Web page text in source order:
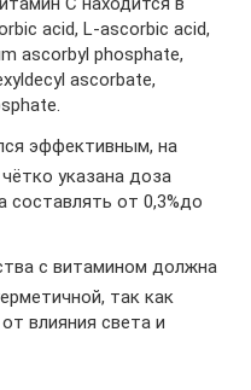
acid, L-ascorbic acid,
ascorbyl phosphate,
ascorbate,
эффективным, на
указана доза
составлять от 0,3%до
с витамином должна
так как
влияния света и